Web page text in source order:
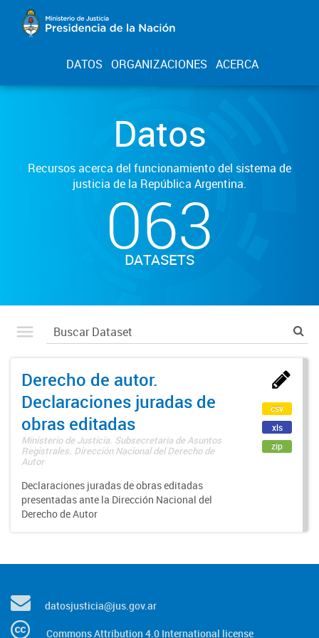
DATOS ORGANIZACIONES ACERCA
Datos
Recursos acerca del funcionamiento del sistema de
justicia de la República Argentina.
063
DATASETS
Derecho de autor.
Declaraciones juradas de
obras editadas
Ministerio de Justicia. Subsecretaría de Asuntos
Registrales. Dirección Nacional del Derecho de
Autor
Declaraciones juradas de obras editadas
presentadas ante la Dirección Nacional del
Derecho de Autor
csv
xls
zip
datosjusticia@jus.gov.ar
Commons Attribution 4.0 International license